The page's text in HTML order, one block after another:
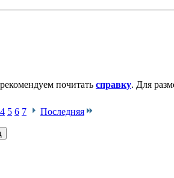
почитать справку. Для
4 5 6 7 Последняя